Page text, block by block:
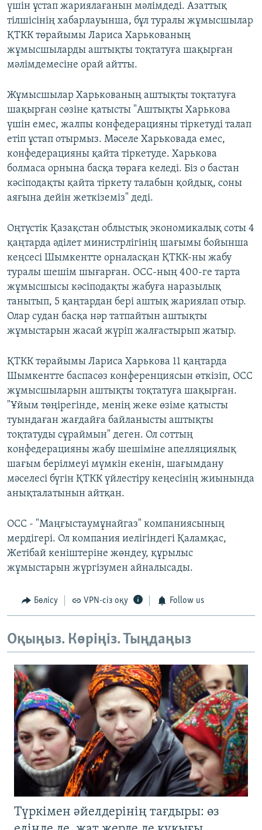
үшін ұстап жариялағанын мәлімдеді. Азаттық
тілшісінің хабарлауынша, бұл туралы жұмысшылар
ҚТКК төрайымы Лариса Харькованың
жұмысшыларды аштықты тоқтатуға шақырған
мәлімдемесіне орай айтты.
Жұмысшылар Харькованың аштықты тоқтатуға
шақырған сөзіне қатысты "Аштықты Харькова
үшін емес, жалпы конфедерацияны тіркетуді талап
етіп ұстап отырмыз. Мәселе Харьковада емес,
конфедерацияны қайта тіркетуде. Харькова
болмаса орнына басқа төраға келеді. Біз о бастан
кәсіподақты қайта тіркету талабын қойдық, соны
аяғына дейін жеткіземіз" деді.
Оңтүстік Қазақстан облыстық экономикалық соты 4
қаңтарда әділет министрлігінің шағымы бойынша
кеңсесі Шымкентте орналасқан ҚТКК-ны жабу
туралы шешім шығарған. OCC-ның 400-ге тарта
жұмысшысы кәсіподақты жабуға наразылық
танытып, 5 қаңтардан бері аштық жариялап отыр.
Олар судан басқа нәр татпайтын аштықты
жұмыстарын жасай жүріп жалғастырып жатыр.
ҚТКК төрайымы Лариса Харькова 11 қаңтарда
Шымкентте баспасөз конференциясын өткізіп, OCC
жұмысшыларын аштықты тоқтатуға шақырған.
"Ұйым төңірегінде, менің жеке өзіме қатысты
туындаған жағдайға байланысты аштықты
тоқтатуды сұраймын" деген. Ол соттың
конфедерацияны жабу шешіміне апелляциялық
шағым берілмеуі мүмкін екенін, шағымдану
мәселесі бүгін ҚТКК үйлестіру кеңесінің жиынында
анықталатынын айтқан.
ОСС - "Маңғыстаумұнайгаз" компаниясының
мердігері. Ол компания иелігіндегі Қаламқас,
Жетібай кеніштеріне жөндеу, құрылыс
жұмыстарын жүргізумен айналысады.
Бөлісу VPN-сіз оқу Follow us
Оқыңыз. Көріңіз. Тыңдаңыз
Түркімен әйелдерінің тағдыры: өз